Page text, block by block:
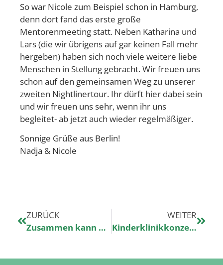
So war Nicole zum Beispiel schon in Hamburg,
denn dort fand das erste große
Mentorenmeeting statt. Neben Katharina und
Lars (die wir übrigens auf gar keinen Fall mehr
hergeben) haben sich noch viele weitere liebe
Menschen in Stellung gebracht. Wir freuen uns
schon auf den gemeinsamen Weg zu unserer
zweiten Nightlinertour. Ihr dürft hier dabei sein
und wir freuen uns sehr, wenn ihr uns
begleitet- ab jetzt auch wieder regelmäßiger.
Sonnige Grüße aus Berlin!
Nadja & Nicole
ZURÜCK
Zusammen kann man so viel erreichen – Danke!
WEITER
Kinderklinikkonzert in eurem Krankenhaus?